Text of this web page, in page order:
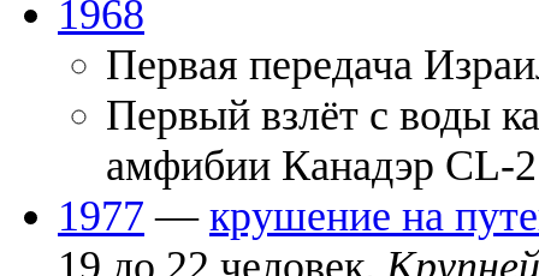
1968
Первая передача
Первый взлёт с воды
амфибии Канадэр CL-
1977 — крушение на